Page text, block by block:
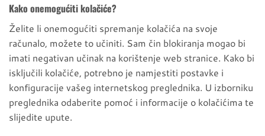
Kako onemogućiti kolačiće?
Želite li onemogućiti spremanje kolačića na svoje
računalo, možete to učiniti. Sam čin blokiranja mogao bi
imati negativan učinak na korištenje web stranice. Kako bi
isključili kolačiće, potrebno je namjestiti postavke i
konfiguracije vašeg internetskog preglednika. U izborniku
preglednika odaberite pomoć i informacije o kolačićima te
slijedite upute.